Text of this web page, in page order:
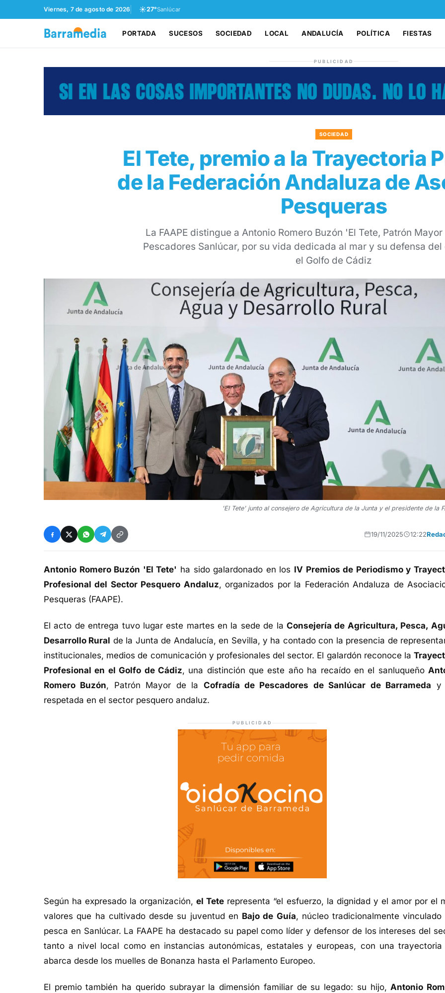
Viernes, 7 de agosto de 2026 ☀️27°Sanlúcar
PORTADA SUCESOS SOCIEDAD LOCAL ANDALUCÍA POLÍTICA FIESTAS
PUBLICIDAD
SOCIEDAD
El Tete, premio a la Trayectoria
de la Federación Andaluza de
Pesqueras
La FAAPE distingue a Antonio Romero Buzón 'El Tete, Patrón
Pescadores Sanlúcar, por su vida dedicada al mar y su defensa
el Golfo de Cádiz
'El Tete' junto al consejero de Agricultura de la Junta y el presidente de la
19/11/2025 12:22
Antonio Romero Buzón 'El Tete' ha sido galardonado en los IV Premios de Periodismo y
Profesional del Sector Pesquero Andaluz, organizados por la Federación Andaluza de
Pesqueras (FAAPE).
El acto de entrega tuvo lugar este martes en la sede de laConsejería de Agricultura, Pesca,
Desarrollo Rural de la Junta de Andalucía, en Sevilla, y ha contado con la presencia de
institucionales, medios de comunicación y profesionales del sector. El galardón reconoce la
Profesional en el Golfo de Cádiz, una distinción que este año ha recaído en el sanluqueño
Romero Buzón, Patrón Mayor de la Cofradía de Pescadores de Sanlúcar de Barrameda y
respetada en el sector pesquero andaluz.
PUBLICIDAD
Según ha expresado la organización,el Tete representa “el esfuerzo, la dignidad y el amor por el
valores que ha cultivado desde su juventud en Bajo de Guía, núcleo tradicionalmente vinculado
pesca en Sanlúcar. La FAAPE ha destacado su papel como líder y defensor de los intereses del
tanto a nivel local como en instancias autonómicas, estatales y europeas, con una trayectoria
abarca desde los muelles de Bonanza hasta el Parlamento Europeo.
El premio también ha querido subrayar la dimensión familiar de su legado: su hijo,Antonio